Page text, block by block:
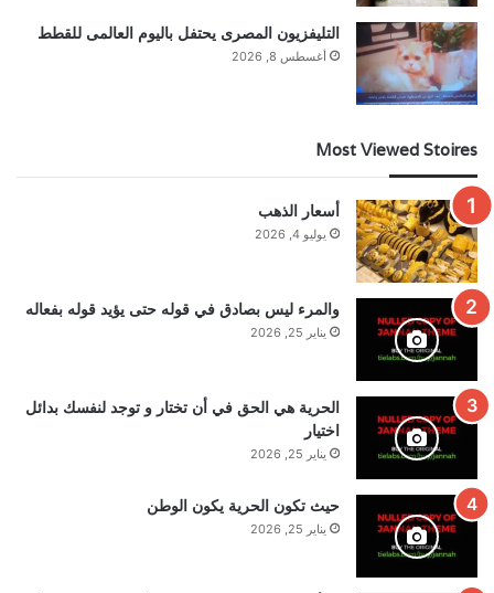
التليفزيون المصرى يحتفل باليوم العالمى للقطط
أغسطس 8, 2026
Most Viewed Stoires
أسعار الذهب
يوليو 4, 2026
والمرء ليس بصادق في قوله حتى يؤيد قوله بفعاله
يناير 25, 2026
الحرية هي الحق في أن تختار و توجد لنفسك بدائل
اختيار
يناير 25, 2026
حيث تكون الحرية يكون الوطن
يناير 25, 2026